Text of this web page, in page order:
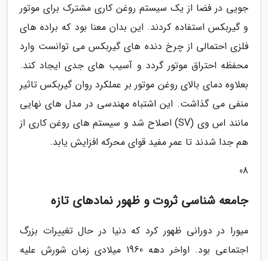
جویی در فضا از یک سیستم روغن کاری مشترک برای موتور
و گیربکس استفاده کردند. این بدان معنا بود که براده های
فلزی احتمالی از چرخ دنده های گیربکس می توانست وارد
محفظه احتراق موتور گردد و آسیب های جدی ایجاد کند.
بعلاوه دمای بالای روغن موتور بر عملکرد روان گیربکس تاثیر
منفی می گذاشت. این اشتباه مهندسی در مدل های نهایی
مانند اس وی (SV) اصلاح شد و سیستم های روغن کاری از
هم جدا شدند تا عمر مفید قوای محرکه افزایش یابد.
08
جامعه شناسی ثروت و ظهور نمادهای تازه
میورا در دورانی ظهور کرد که دنیا در حال تغییرات بزرگ
اجتماعی بود. اواخر دهه 1960 میلادی زمان شورش علیه